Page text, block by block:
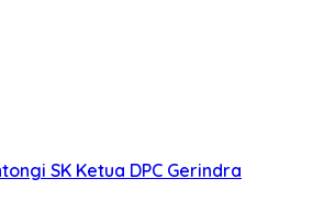
SK Ketua DPC Gerindra